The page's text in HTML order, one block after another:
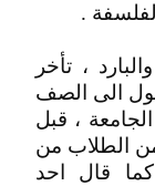
.
، تأخر
الى الصف
، قبل
من الطلاب من
كما قال احد